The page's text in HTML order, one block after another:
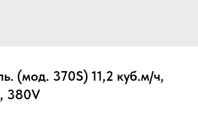
(мод. 370S) 11,2 куб.м/ч,
380V